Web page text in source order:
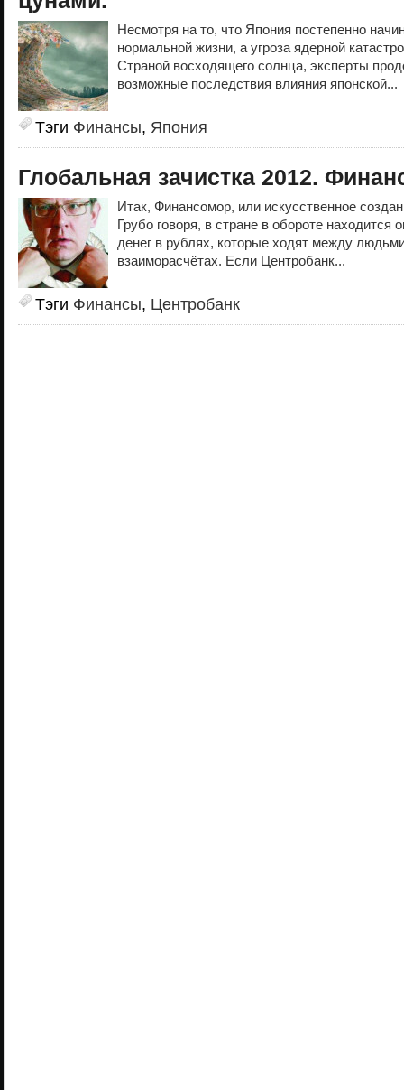
Несмотря на то, что Япония постепенно
нормальной жизни, а угроза ядерной
Страной восходящего солнца, эксперты
возможные последствия влияния японской...
Тэги Финансы, Япония
Глобальная зачистка 2012.
Итак, Финансомор, или искусственное
Грубо говоря, в стране в обороте находится
денег в рублях, которые ходят между
взаиморасчётах. Если Центробанк...
Тэги Финансы, Центробанк